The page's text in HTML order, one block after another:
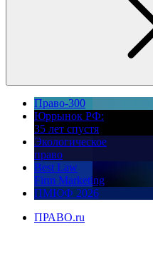
Право-300
Юррынок РФ:
35 лет спустя
Экологическое
право
Best Law
Firm Marketing
ПМЮФ 2026
ПРАВО.ru